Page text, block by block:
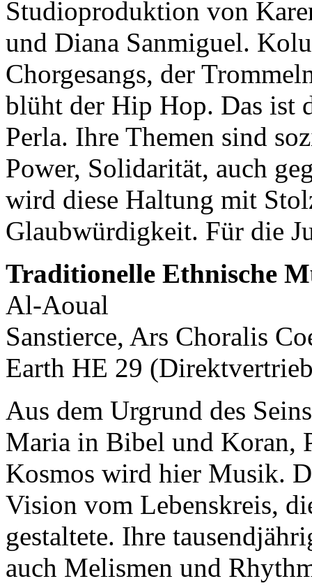
Studioproduktion von
und Diana Sanmiguel.
Chorgesangs, der
blüht der Hip Hop. Das ist
Perla. Ihre Themen sind
Power, Solidarität, auch
wird diese Haltung mit
Glaubwürdigkeit. Für die
Traditionelle Ethnische
Al-Aoual
Sanstierce, Ars Choralis
Earth HE 29
Aus dem Urgrund des
Maria in Bibel und Koran,
Kosmos wird hier Musik.
Vision vom Lebenskreis,
gestaltete. Ihre
auch Melismen und